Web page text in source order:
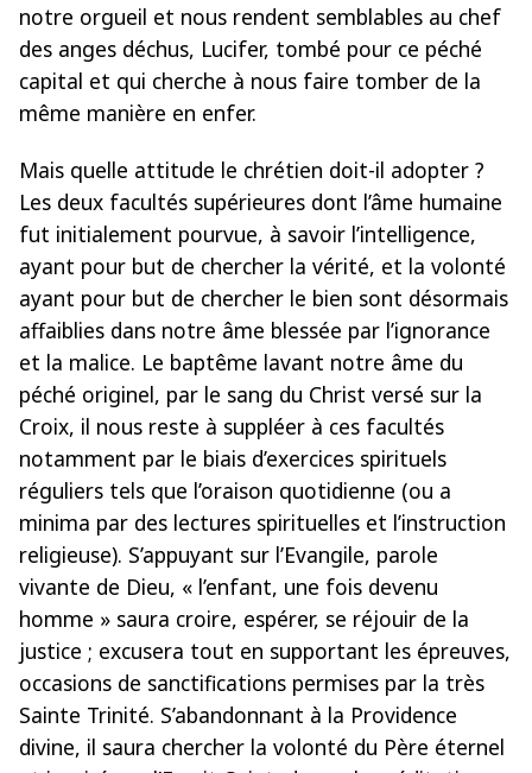
notre orgueil et nous rendent semblables au chef
des anges déchus, Lucifer, tombé pour ce péché
capital et qui cherche à nous faire tomber de la
même manière en enfer.
Mais quelle attitude le chrétien doit-il adopter ?
Les deux facultés supérieures dont l’âme humaine
fut initialement pourvue, à savoir l’intelligence,
ayant pour but de chercher la vérité, et la volonté
ayant pour but de chercher le bien sont désormais
affaiblies dans notre âme blessée par l’ignorance
et la malice. Le baptême lavant notre âme du
péché originel, par le sang du Christ versé sur la
Croix, il nous reste à suppléer à ces facultés
notamment par le biais d’exercices spirituels
réguliers tels que l’oraison quotidienne (ou a
minima par des lectures spirituelles et l’instruction
religieuse). S’appuyant sur l’Evangile, parole
vivante de Dieu, « l’enfant, une fois devenu
homme » saura croire, espérer, se réjouir de la
justice ; excusera tout en supportant les épreuves,
occasions de sanctifications permises par la très
Sainte Trinité. S’abandonnant à la Providence
divine, il saura chercher la volonté du Père éternel